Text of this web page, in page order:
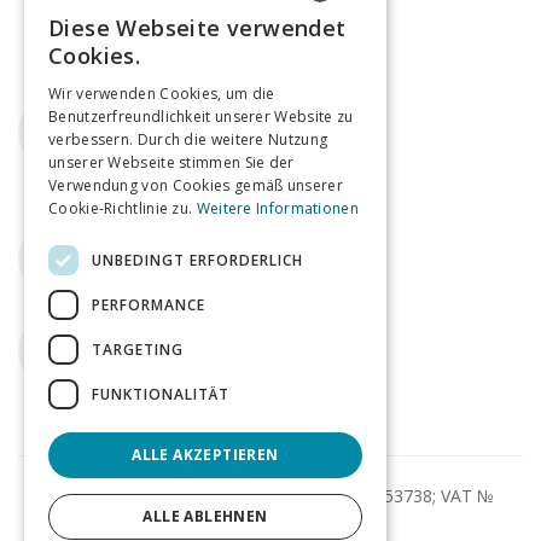
Email
agents@tagmin.co.uk
© Tagmin Ltd 2013-2026; Company № 08753738; VAT №
227621320;
ENGLISH
Diese Webseite verwendet
Cookies.
Wir verwenden Cookies, um die
Benutzerfreundlichkeit unserer Website zu
verbessern. Durch die weitere Nutzung
unserer Webseite stimmen Sie der
Verwendung von Cookies gemäß unserer
Cookie-Richtlinie zu. Weitere Informationen
UNBEDINGT ERFORDERLICH
PERFORMANCE
TARGETING
FUNKTIONALITÄT
ALLE AKZEPTIEREN
ALLE ABLEHNEN